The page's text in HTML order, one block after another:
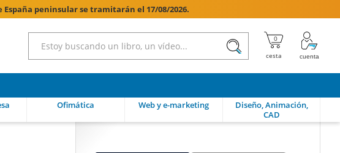
España peninsular se tramitarán el 17/08/2026.

Ofimática Web y e-marketing
Diseño, Animación,
CAD